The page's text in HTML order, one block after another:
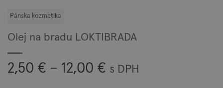
Olej na bradu LOKTIBRADA
2,50 € – 12,00 € Price
s DPH